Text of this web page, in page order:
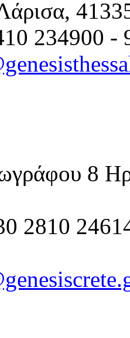
234900 -
8
2810